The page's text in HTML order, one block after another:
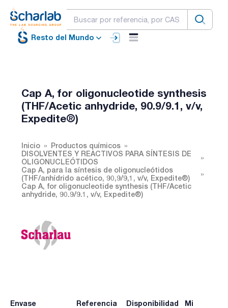
Resto del Mundo
Cap A, for oligonucleotide synthesis
(THF/Acetic anhydride, 90.9/9.1, v/v,
Expedite®)
Inicio
Productos químicos
DISOLVENTES Y REACTIVOS PARA SÍNTESIS DE
OLIGONUCLEÓTIDOS
Cap A, para la síntesis de oligonucleótidos
(THF/anhídrido acético, 90,9/9,1, v/v, Expedite®)
Cap A, for oligonucleotide synthesis (THF/Acetic
anhydride, 90.9/9.1, v/v, Expedite®)
Envase Referencia Disponibilidad
Mi